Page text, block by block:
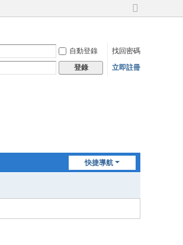
切
寬
版
自動登錄
找回密碼
登錄 立即註冊
快捷導航